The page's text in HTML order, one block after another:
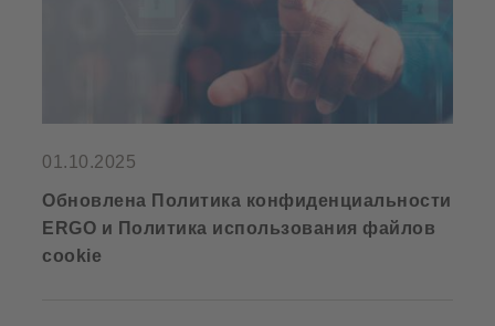
01.10.2025
Обновлена Политика конфиденциальности
ERGO и Политика использования файлов
cookie